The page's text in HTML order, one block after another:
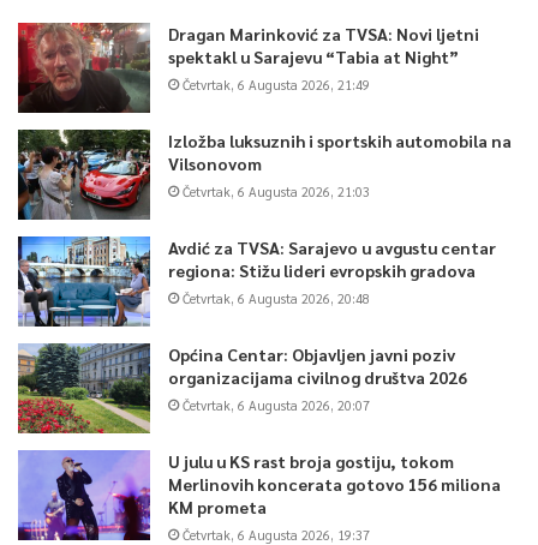
Dragan Marinković za TVSA: Novi ljetni
spektakl u Sarajevu “Tabia at Night”
Četvrtak, 6 Augusta 2026, 21:49
Izložba luksuznih i sportskih automobila na
Vilsonovom
Četvrtak, 6 Augusta 2026, 21:03
Avdić za TVSA: Sarajevo u avgustu centar
regiona: Stižu lideri evropskih gradova
Četvrtak, 6 Augusta 2026, 20:48
Općina Centar: Objavljen javni poziv
organizacijama civilnog društva 2026
Četvrtak, 6 Augusta 2026, 20:07
U julu u KS rast broja gostiju, tokom
Merlinovih koncerata gotovo 156 miliona
KM prometa
Četvrtak, 6 Augusta 2026, 19:37